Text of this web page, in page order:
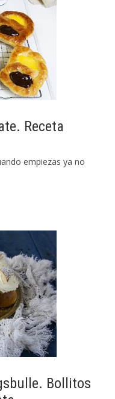
Receta
empiezas ya no
Bollitos